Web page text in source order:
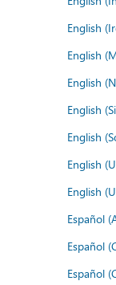
English
English
English
English
English
English
English
Español
Español
Español